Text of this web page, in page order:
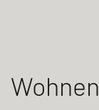
Wohnen